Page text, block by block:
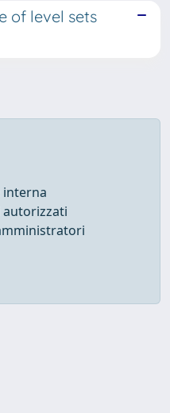
of level sets
interna